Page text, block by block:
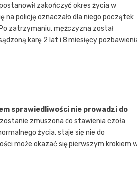
zakończyć okres życia w
na policję oznaczało dla niego początek
zatrzymaniu, mężczyzna został
karę 2 lat i 8 miesięcy
sprawiedliwości nie prowadzi do
zmuszona do stawienia czoła
życia, staje się nie do
może okazać się pierwszym krokiem